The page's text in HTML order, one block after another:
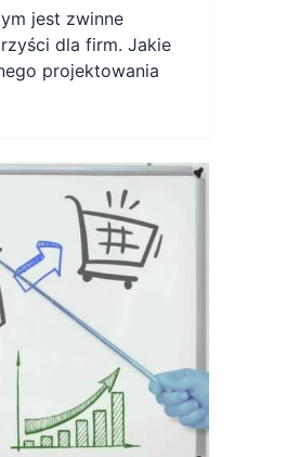
jest zwinne
dla firm. Jakie
projektowania